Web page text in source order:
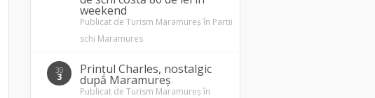
weekend
Publicat de Turism Maramureș în Partii
schi Maramures
30
3
Prințul Charles, nostalgic
după Maramureș
Publicat de Turism Maramureș în